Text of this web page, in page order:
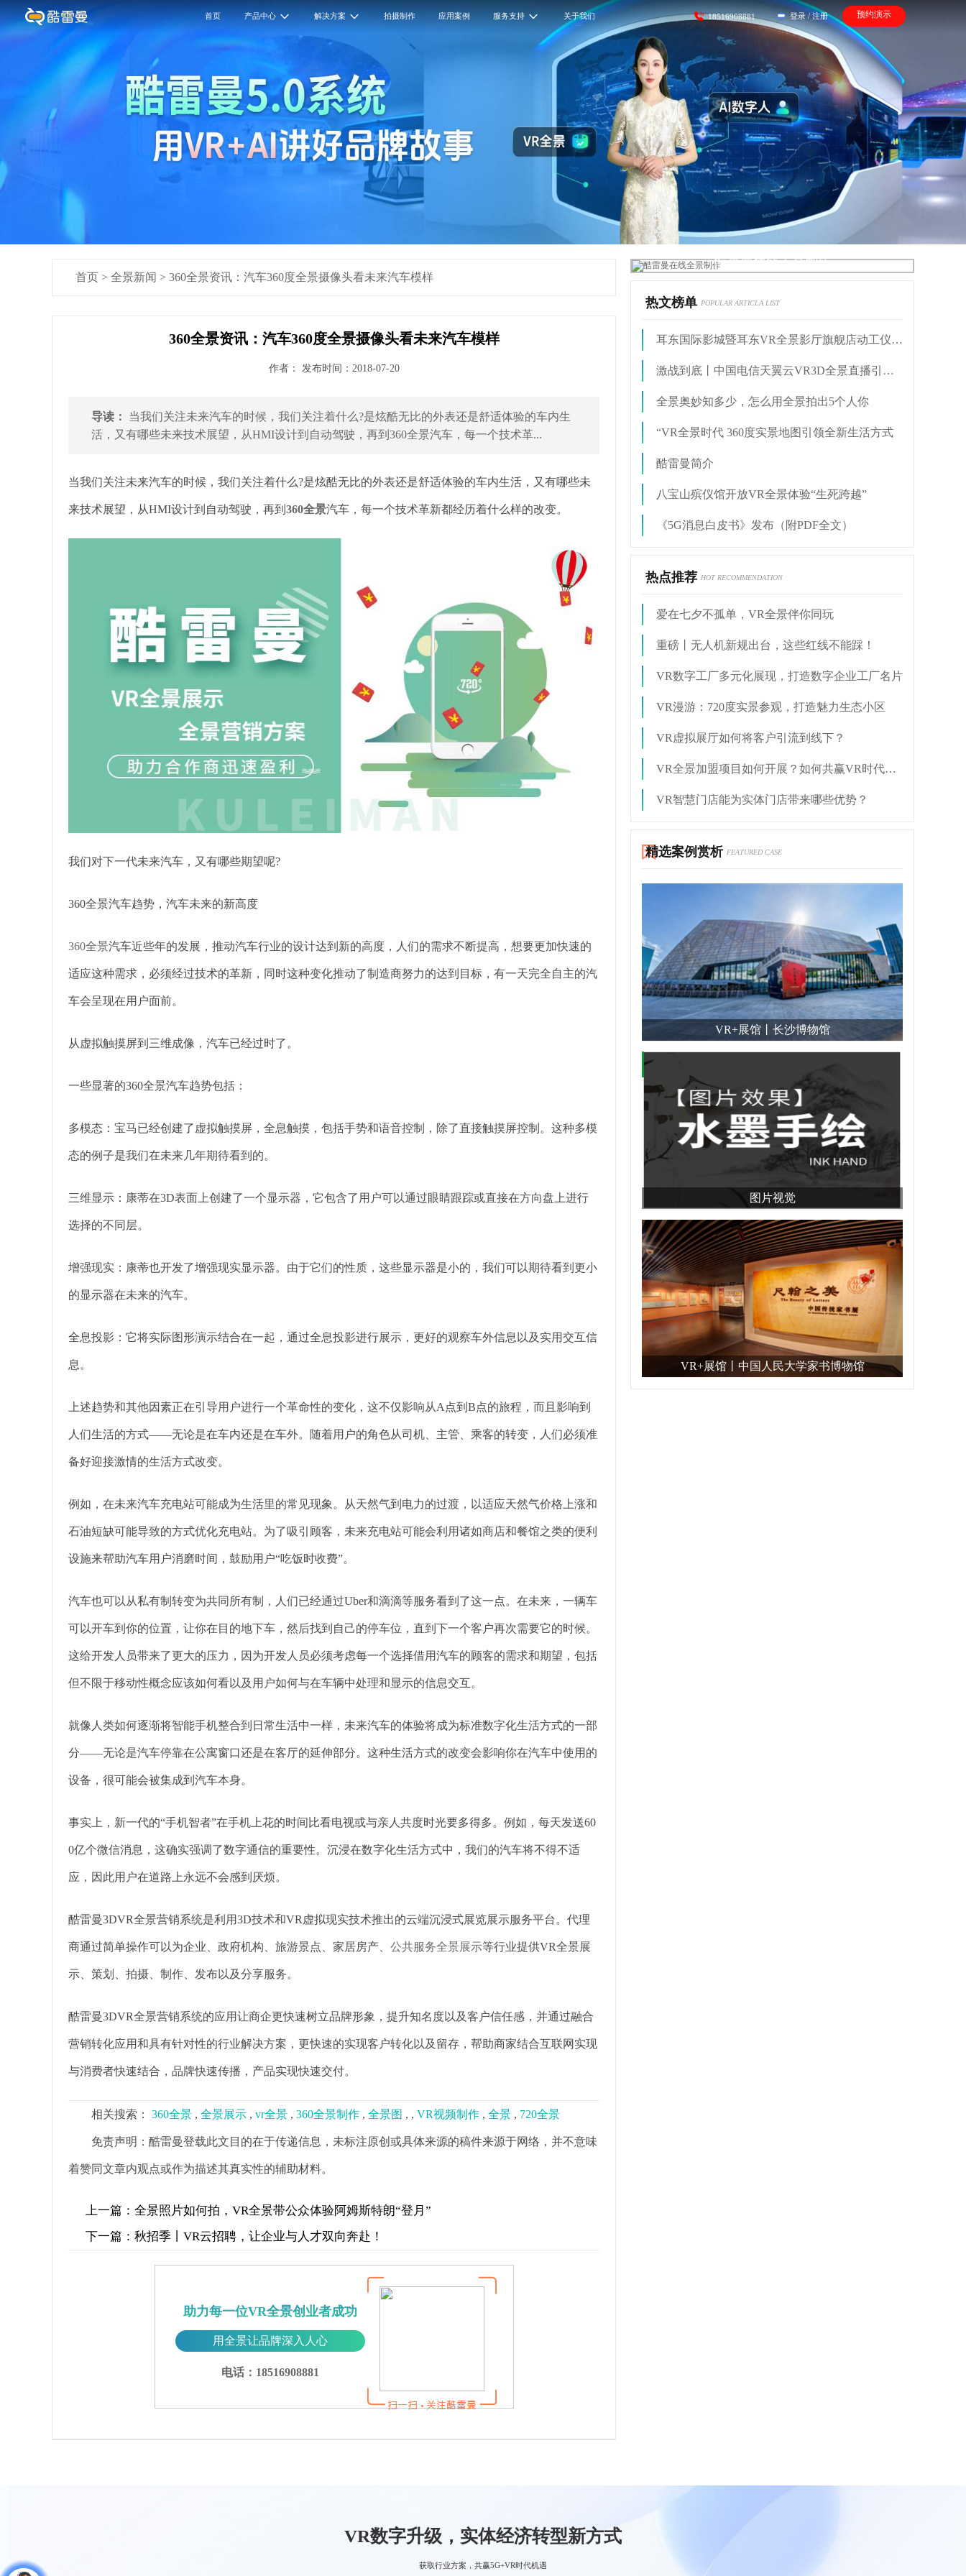
首页 产品中心 解决方案 拍摄制作 应用案例 服务支持 关于我们 18516908881 登录 / 注册 预约演示
首页 > 全景新闻 > 360全景资讯：汽车360度全景摄像头看未来汽车模样
360全景资讯：汽车360度全景摄像头看未来汽车模样
作者： 发布时间：2018-07-20
导读：
当我们关注未来汽车的时候，我们关注着什么?是炫酷无比的外表还是舒适体验的车内生
活，又有哪些未来技术展望，从HMI设计到自动驾驶，再到360全景汽车，每一个技术革...
当我们关注未来汽车的时候，我们关注着什么?是炫酷无比的外表还是舒适体验的车内生活，又有哪些未
来技术展望，从HMI设计到自动驾驶，再到 360全景汽车，每一个技术革新都经历着什么样的改变。
我们对下一代未来汽车，又有哪些期望呢?
360全景汽车趋势，汽车未来的新高度
360全景汽车近些年的发展，推动汽车行业的设计达到新的高度，人们的需求不断提高，想要更加快速的
适应这种需求，必须经过技术的革新，同时这种变化推动了制造商努力的达到目标，有一天完全自主的汽
车会呈现在用户面前。
从虚拟触摸屏到三维成像，汽车已经过时了。
一些显著的360全景汽车趋势包括：
多模态：宝马已经创建了虚拟触摸屏，全息触摸，包括手势和语音控制，除了直接触摸屏控制。这种多模
态的例子是我们在未来几年期待看到的。
三维显示：康蒂在3D表面上创建了一个显示器，它包含了用户可以通过眼睛跟踪或直接在方向盘上进行
选择的不同层。
增强现实：康蒂也开发了增强现实显示器。由于它们的性质，这些显示器是小的，我们可以期待看到更小
的显示器在未来的汽车。
全息投影：它将实际图形演示结合在一起，通过全息投影进行展示，更好的观察车外信息以及实用交互信
息。
上述趋势和其他因素正在引导用户进行一个革命性的变化，这不仅影响从A点到B点的旅程，而且影响到
人们生活的方式——无论是在车内还是在车外。随着用户的角色从司机、主管、乘客的转变，人们必须准
备好迎接激情的生活方式改变。
例如，在未来汽车充电站可能成为生活里的常见现象。从天然气到电力的过渡，以适应天然气价格上涨和
石油短缺可能导致的方式优化充电站。为了吸引顾客，未来充电站可能会利用诸如商店和餐馆之类的便利
设施来帮助汽车用户消磨时间，鼓励用户“吃饭时收费”。
汽车也可以从私有制转变为共同所有制，人们已经通过Uber和滴滴等服务看到了这一点。在未来，一辆车
可以开车到你的位置，让你在目的地下车，然后找到自己的停车位，直到下一个客户再次需要它的时候。
这给开发人员带来了更大的压力，因为开发人员必须考虑每一个选择借用汽车的顾客的需求和期望，包括
但不限于移动性概念应该如何看以及用户如何与在车辆中处理和显示的信息交互。
就像人类如何逐渐将智能手机整合到日常生活中一样，未来汽车的体验将成为标准数字化生活方式的一部
分——无论是汽车停靠在公寓窗口还是在客厅的延伸部分。这种生活方式的改变会影响你在汽车中使用的
设备，很可能会被集成到汽车本身。
事实上，新一代的“手机智者”在手机上花的时间比看电视或与亲人共度时光要多得多。例如，每天发送60
0亿个微信消息，这确实强调了数字通信的重要性。沉浸在数字化生活方式中，我们的汽车将不得不适
应，因此用户在道路上永远不会感到厌烦。
酷雷曼3DVR全景营销系统是利用3D技术和VR虚拟现实技术推出的云端沉浸式展览展示服务平台。代理
商通过简单操作可以为企业、政府机构、旅游景点、家居房产、 公共服务全景展示等行业提供VR全景展
示、策划、拍摄、制作、发布以及分享服务。
酷雷曼3DVR全景营销系统的应用让商企更快速树立品牌形象，提升知名度以及客户信任感，并通过融合
营销转化应用和具有针对性的行业解决方案，更快速的实现客户转化以及留存，帮助商家结合互联网实现
与消费者快速结合，品牌快速传播，产品实现快速交付。
相关搜索： 360全景 , 全景展示 , vr全景 , 360全景制作 , 全景图 , , VR视频制作 , 全景 , 720全景
免责声明：酷雷曼登载此文目的在于传递信息，未标注原创或具体来源的稿件来源于网络，并不意味
着赞同文章内观点或作为描述其真实性的辅助材料。
上一篇： 全景照片如何拍，VR全景带公众体验阿姆斯特朗“登月”
下一篇： 秋招季丨VR云招聘，让企业与人才双向奔赴！
助力每一位VR全景创业者成功
用全景让品牌深入人心
电话：18516908881
酷雷曼在线全景制作
热文榜单 POPULAR ARTICLA LIST
耳东国际影城暨耳东VR全景影厅旗舰店动工仪式盛大举行
激战到底丨中国电信天翼云VR3D全景直播引燃拳击热火
全景奥妙知多少，怎么用全景拍出5个人你
“VR全景时代 360度实景地图引领全新生活方式
酷雷曼简介
八宝山殡仪馆开放VR全景体验“生死跨越”
《5G消息白皮书》发布（附PDF全文）
热点推荐 HOT RECOMMENDATION
爱在七夕不孤单，VR全景伴你同玩
重磅丨无人机新规出台，这些红线不能踩！
VR数字工厂多元化展现，打造数字企业工厂名片
VR漫游：720度实景参观，打造魅力生态小区
VR虚拟展厅如何将客户引流到线下？
VR全景加盟项目如何开展？如何共赢VR时代红利？
VR智慧门店能为实体门店带来哪些优势？
精选案例赏析 FEATURED CASE
VR+展馆丨长沙博物馆
图片视觉
VR+展馆丨中国人民大学家书博物馆
VR数字升级，实体经济转型新方式
获取行业方案，共赢5G+VR时代机遇